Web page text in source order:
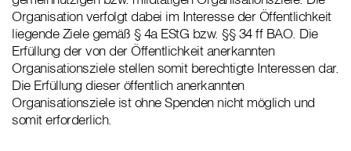
Organisation verfolgt dabei im Interesse der Öffentlichkeit
liegende Ziele gemäß § 4a EStG bzw. §§ 34 ff BAO. Die
Erfüllung der von der Öffentlichkeit anerkannten
Organisationsziele stellen somit berechtigte Interessen dar.
Die Erfüllung dieser öffentlich anerkannten
Organisationsziele ist ohne Spenden nicht möglich und
somit erforderlich.